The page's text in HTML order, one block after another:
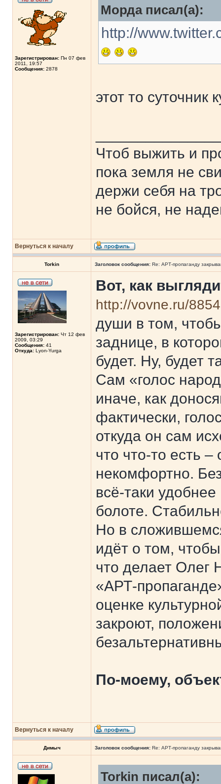
Зарегистрирован: Пн 07 фев
2011, 19:57
Сообщения: 2878
Морда писал(а):
http://
этот то суточник
Чтоб выжить и
пока земля не
держи себя на
не бойся, не
Вернуться к началу
Torkin Заголовок сообщения: Re: АРТ-пропаганду
Зарегистрирован: Чт 12 фев
2009, 03:29
Сообщения: 41
Откуда: Lyon-Yurga
Вот, как
http://vovne.ru/8854
души в том,
заднице, в
будет. Ну, будет
Сам «голос
иначе, как
фактически,
откуда он сам
что что-то есть –
некомфортно.
всё-таки
болоте.
Но в
идёт о том,
что делает Олег
«АРТ-
оценке
закроют,
По-моему,
Вернуться к началу
Димыч Заголовок сообщения: Re: АРТ-пропаганду
Torkin писал(а):